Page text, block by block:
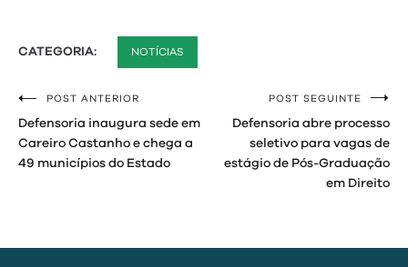
CATEGORIA: NOTÍCIAS
Navegação
de
Post
POST ANTERIOR
Defensoria inaugura sede em
Careiro Castanho e chega a
49 municípios do Estado
POST SEGUINTE
Defensoria abre processo
seletivo para vagas de
estágio de Pós-Graduação
em Direito